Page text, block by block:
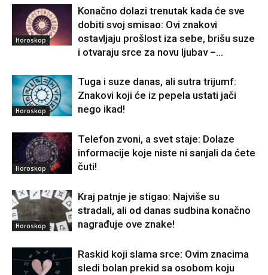
Horoskop
Konačno dolazi trenutak kada će sve
dobiti svoj smisao: Ovi znakovi
ostavljaju prošlost iza sebe, brišu suze
i otvaraju srce za novu ljubav –...
Horoskop
Tuga i suze danas, ali sutra trijumf:
Znakovi koji će iz pepela ustati jači
nego ikad!
Horoskop
Telefon zvoni, a svet staje: Dolaze
informacije koje niste ni sanjali da ćete
čuti!
Horoskop
Kraj patnje je stigao: Najviše su
stradali, ali od danas sudbina konačno
nagrađuje ove znake!
Raskid koji slama srce: Ovim znacima
sledi bolan prekid sa osobom koju